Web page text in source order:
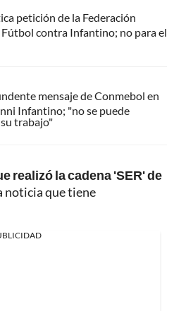
petición de la Federación
Fútbol contra Infantino; no para el
mensaje de Conmebol en
Infantino; "no se puede
trabajo"
realizó la cadena 'SER' de
noticia que tiene